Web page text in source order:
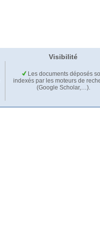
Visibilité
Les documents déposés
indexés par les moteurs de
(Google Scholar,…).